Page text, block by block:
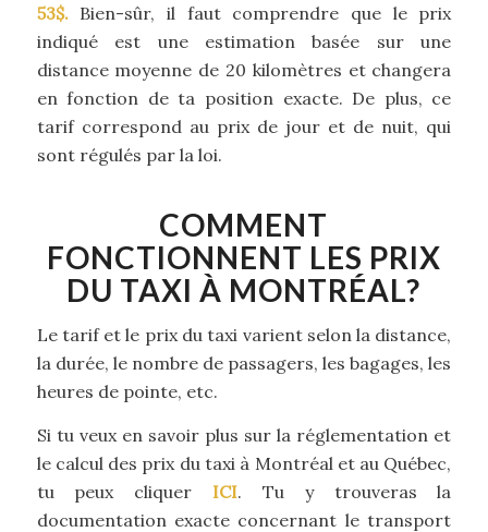
53$.Bien-sûr, il faut comprendre que le prix
indiqué est une estimation basée sur une
distance moyenne de 20 kilomètres et changera
en fonction de ta position exacte. De plus, ce
tarif correspond au prix de jour et de nuit, qui
sont régulés par la loi.
COMMENT
FONCTIONNENT LES PRIX
DU TAXI À MONTRÉAL?
Le tarif et le prix du taxi varient selon la distance,
la durée, le nombre de passagers, les bagages, les
heures de pointe, etc.
Si tu veux en savoir plus sur la réglementation et
le calcul des prix du taxi à Montréal et au Québec,
tu peux cliquer ICI. Tu y trouveras la
documentation exacte concernant le transport